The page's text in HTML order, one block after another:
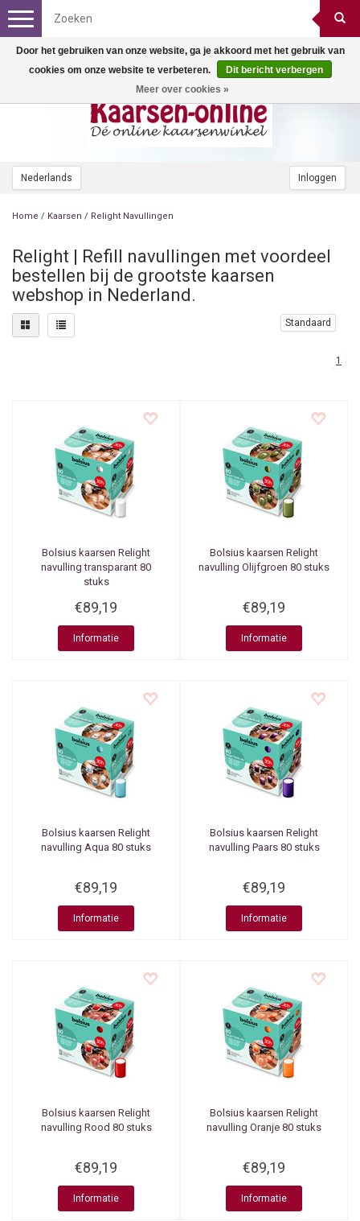
Nederlands Inloggen
Toggle
navigation
Home / Kaarsen / Relight Navullingen
Relight | Refill navullingen met voordeel
bestellen bij de grootste kaarsen
webshop in Nederland.
Standaard
1
Bolsius kaarsen Relight
navulling transparant 80
stuks
€89,19
Informatie
Bolsius kaarsen Relight
navulling Olijfgroen 80 stuks
€89,19
Informatie
Bolsius kaarsen Relight
navulling Aqua 80 stuks
€89,19
Informatie
Bolsius kaarsen Relight
navulling Paars 80 stuks
€89,19
Informatie
Bolsius kaarsen Relight
navulling Rood 80 stuks
€89,19
Informatie
Bolsius kaarsen Relight
navulling Oranje 80 stuks
€89,19
Informatie
Door het gebruiken van onze website, ga je akkoord met het gebruik van
cookies om onze website te verbeteren.
Dit bericht verbergen
Meer over cookies »